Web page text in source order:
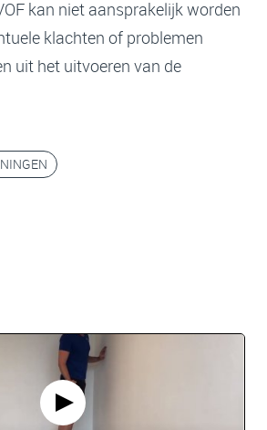
kan niet aansprakelijk worden
klachten of problemen
uit het uitvoeren van de